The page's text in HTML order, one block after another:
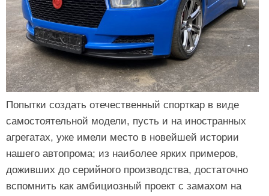
Попытки создать отечественный спорткар в виде
самостоятельной модели, пусть и на иностранных
агрегатах, уже имели место в новейшей истории
нашего автопрома; из наиболее ярких примеров,
доживших до серийного производства, достаточно
вспомнить как амбициозный проект с замахом на